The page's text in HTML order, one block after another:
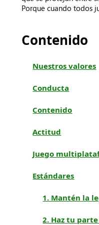
Porque cuando todos
Contenido
Nuestros valores
Conducta
Contenido
Actitud
Juego
Estándares
1. Mantén la
2. Haz tu